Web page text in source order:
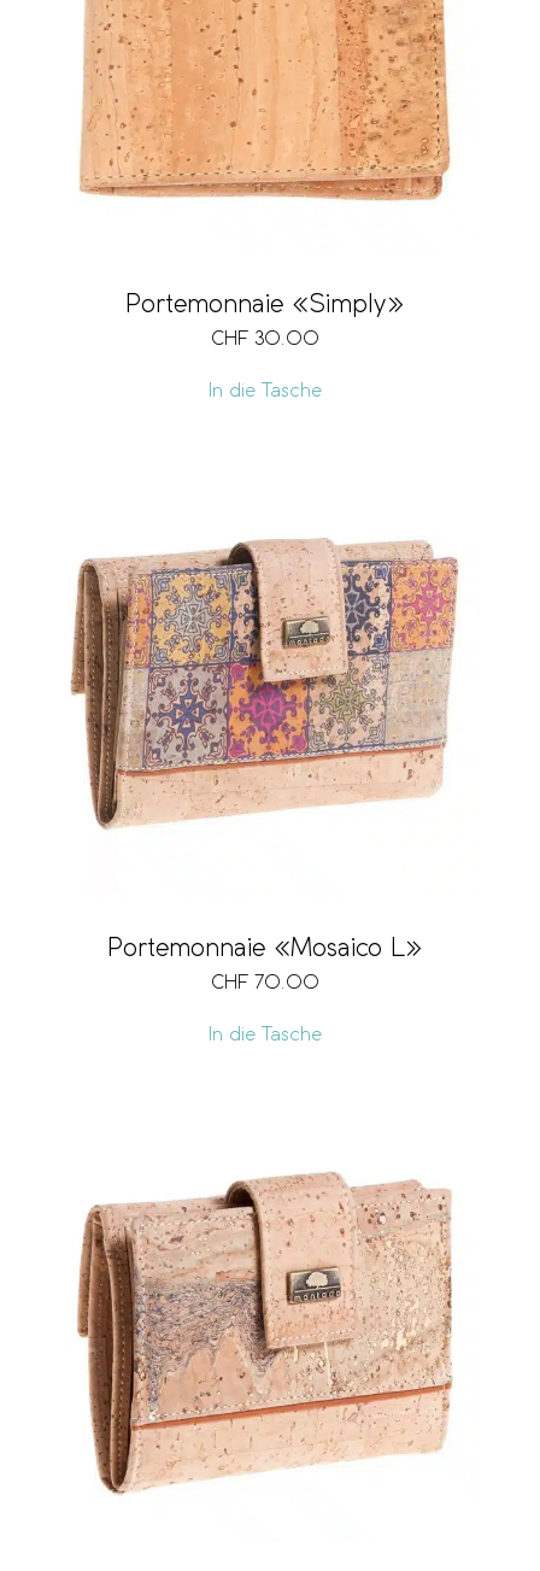
Portemonnaie «Simply»
CHF 30.00
In die Tasche
Portemonnaie «Mosaico L»
CHF 70.00
In die Tasche